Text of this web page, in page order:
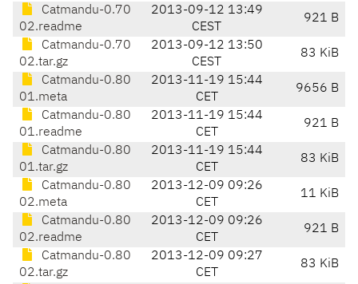
Catmandu-0.70
02.readme
2013-09-12 13:49
CEST
921 B
Catmandu-0.70
02.tar.gz
2013-09-12 13:50
CEST
83 KiB
Catmandu-0.80
01.meta
2013-11-19 15:44
CET
9656 B
Catmandu-0.80
01.readme
2013-11-19 15:44
CET
921 B
Catmandu-0.80
01.tar.gz
2013-11-19 15:44
CET
83 KiB
Catmandu-0.80
02.meta
2013-12-09 09:26
CET
11 KiB
Catmandu-0.80
02.readme
2013-12-09 09:26
CET
921 B
Catmandu-0.80
02.tar.gz
2013-12-09 09:27
CET
83 KiB